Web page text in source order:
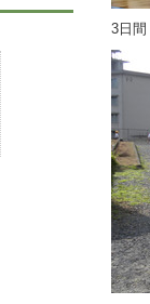
3日